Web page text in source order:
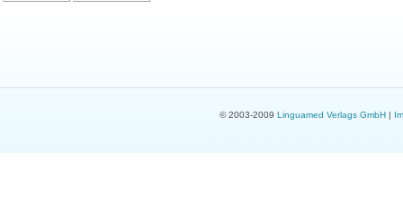
© 2003-2009 Linguamed Verlags GmbH|